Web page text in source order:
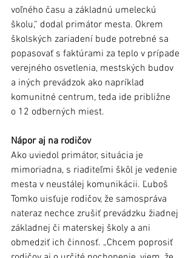
voľného času a základnú umeleckú
školu,“ dodal primátor mesta. Okrem
školských zariadení bude potrebné sa
popasovať s faktúrami za teplo v prípade
verejného osvetlenia, mestských budov
a iných prevádzok ako napríklad
komunitné centrum, teda ide približne
o 12 odberných miest.
Nápor aj na rodičov
Ako uviedol primátor, situácia je
mimoriadna, s riaditeľmi škôl je vedenie
mesta v neustálej komunikácii. Ľuboš
Tomko uisťuje rodičov, že samospráva
nateraz nechce zrušiť prevádzku žiadnej
základnej či materskej školy a ani
obmedziť ich činnosť. „Chcem poprosiť